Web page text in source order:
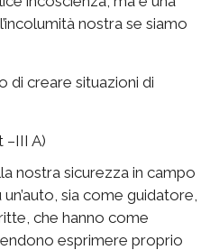
nostra se siamo
di creare situazioni di
–III A)
nostra sicurezza in campo
sia come guidatore,
che hanno come
esprimere proprio